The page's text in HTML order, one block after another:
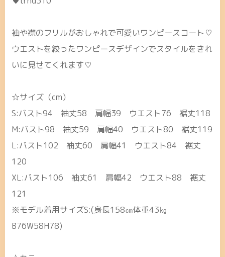
袖や襟のフリルがおしゃれで可愛いワンピースコート♡
ウエストを絞ったワンピースデザインでスタイルをきれ
いに見せてくれます♡
☆サイズ（cm）
S:バスト94 袖丈58 肩幅39 ウエスト76 裾丈118
M:バスト98 袖丈59 肩幅40 ウエスト80 裾丈119
L:バスト102 袖丈60 肩幅41 ウエスト84 裾丈
120
XL:バスト106 袖丈61 肩幅42 ウエスト88 裾丈
121
※モデル着用サイズS:(身長158㎝体重43㎏
B76W58H78)